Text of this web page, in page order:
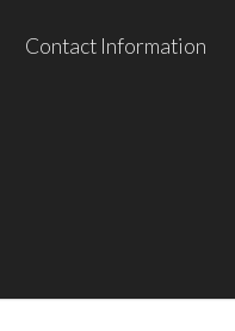
Contact Information